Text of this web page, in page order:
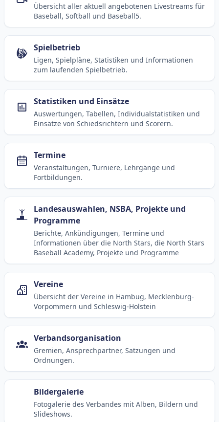
Übersicht aller aktuell angebotenen Livestreams für
Baseball, Softball und Baseball5.
Spielbetrieb
Ligen, Spielpläne, Statistiken und Informationen
zum laufenden Spielbetrieb.
Statistiken und Einsätze
Auswertungen, Tabellen, Individualstatistiken und
Einsätze von Schiedsrichtern und Scorern.
Termine
Veranstaltungen, Turniere, Lehrgänge und
Fortbildungen.
Landesauswahlen, NSBA, Projekte und
Programme
Berichte, Ankündigungen, Termine und
Informationen über die North Stars, die North Stars
Baseball Academy, Projekte und Programme
Vereine
Übersicht der Vereine in Hambug, Mecklenburg-
Vorpommern und Schleswig-Holstein
Verbandsorganisation
Gremien, Ansprechpartner, Satzungen und
Ordnungen.
Bildergalerie
Fotogalerie des Verbandes mit Alben, Bildern und
Slideshows.